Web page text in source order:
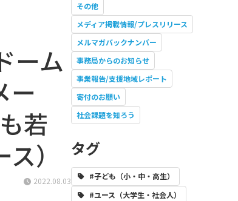
ーム
ー
若
）
2022.08.03
その他
メディア掲載情報/プレスリリース
メルマガバックナンバー
事務局からのお知らせ
事業報告/支援地域レポート
寄付のお願い
社会課題を知ろう
タグ
#子ども（小・中・高生）
#ユース（大学生・社会人）